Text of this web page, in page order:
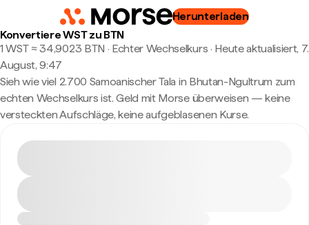
Herunterladen
Konvertiere WST zu BTN
1 WST ≈ 34,9023 BTN · Echter Wechselkurs · Heute aktualisiert, 7.
August, 9:47
Sieh wie viel 2.700 Samoanischer Tala in Bhutan-Ngultrum zum
echten Wechselkurs ist. Geld mit Morse überweisen — keine
versteckten Aufschläge, keine aufgeblasenen Kurse.